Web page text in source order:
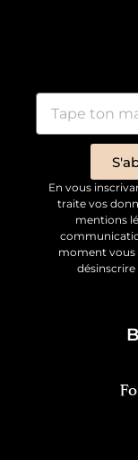
En vous
traite vos
mentions
moment vous
désinscrire